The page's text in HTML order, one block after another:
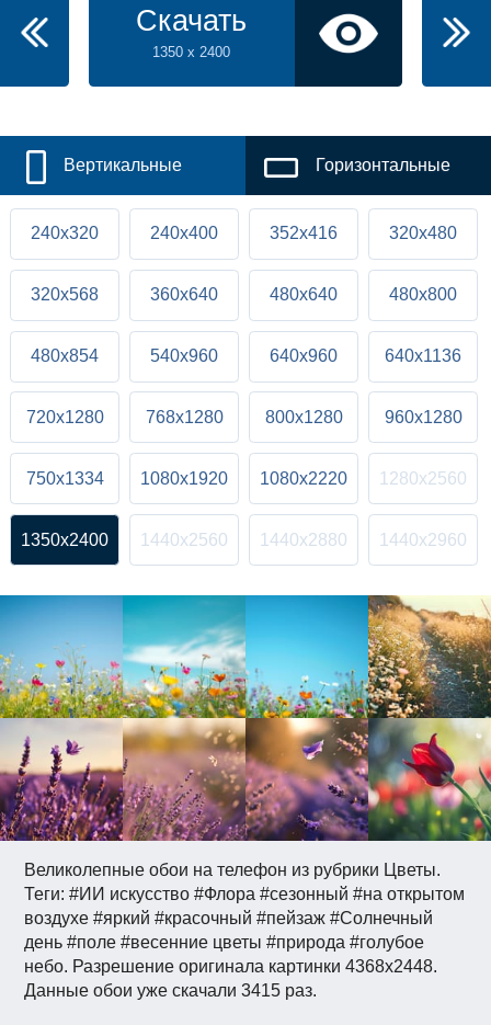
Великолепные обои на телефон из рубрики Цветы.
Теги: #ИИ искусство #Флора #сезонный #на открытом
воздухе #яркий #красочный #пейзаж #Солнечный
день #поле #весенние цветы #природа #голубое
небо. Разрешение оригинала картинки 4368x2448.
Данные обои уже скачали 3415 раз.
Скачать
1350 x 2400
Вертикальные Горизонтальные
240x320 240x400 352x416 320x480
320x568 360x640 480x640 480x800
480x854 540x960 640x960 640x1136
720x1280 768x1280 800x1280 960x1280
750x1334 1080x1920 1080x2220 1280x2560
1350x2400 1440x2560 1440x2880 1440x2960